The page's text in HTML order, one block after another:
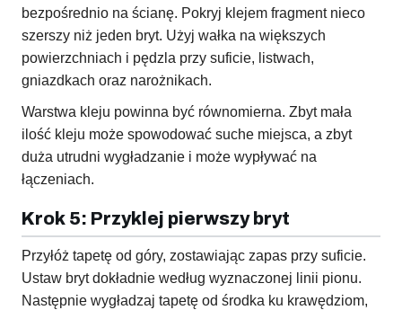
bezpośrednio na ścianę. Pokryj klejem fragment nieco
szerszy niż jeden bryt. Użyj wałka na większych
powierzchniach i pędzla przy suficie, listwach,
gniazdkach oraz narożnikach.
Warstwa kleju powinna być równomierna. Zbyt mała
ilość kleju może spowodować suche miejsca, a zbyt
duża utrudni wygładzanie i może wypływać na
łączeniach.
Krok 5: Przyklej pierwszy bryt
Przyłóż tapetę od góry, zostawiając zapas przy suficie.
Ustaw bryt dokładnie według wyznaczonej linii pionu.
Następnie wygładzaj tapetę od środka ku krawędziom,